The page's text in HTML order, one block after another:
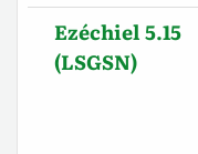
Ezéchiel 5.15
(LSGSN)